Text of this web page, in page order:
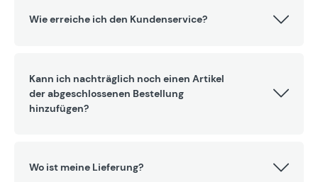
Wie erreiche ich den Kundenservice?
Kann ich nachträglich noch einen Artikel
der abgeschlossenen Bestellung
hinzufügen?
Wo ist meine Lieferung?